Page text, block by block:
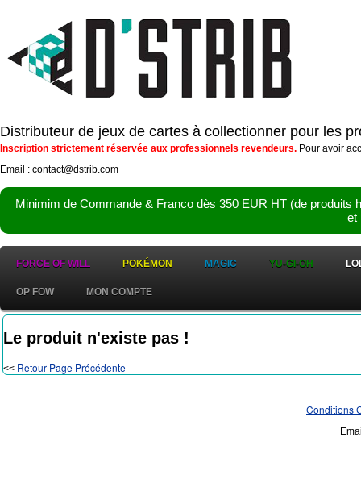
Distributeur de jeux de cartes à collectionner pour les
Inscription strictement réservée aux professionnels revendeurs. Pour avoir
Email : contact@dstrib.com
Minimim de Commande & Franco dès 350 EUR HT (de
et
FORCE OF WILL POKÉMON MAGIC YU-GI-OH
OP FOW MON COMPTE
Le produit n'existe pas !
<< Retour Page Précédente
Conditions